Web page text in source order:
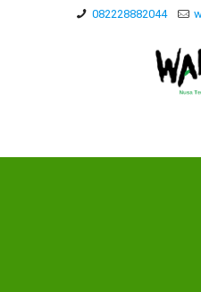
082228882044